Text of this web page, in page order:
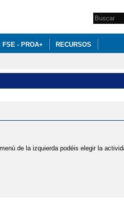
Search
FSE - PROA+ RECURSOS
de la izquierda podéis elegir la